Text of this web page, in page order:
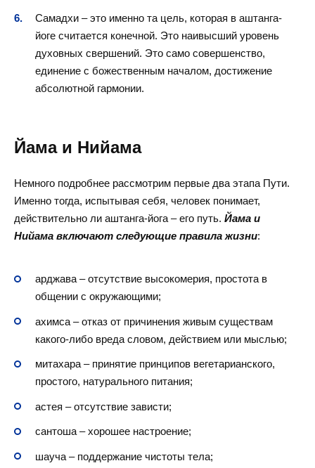
Самадхи – это именно та цель, которая в аштанга-
йоге считается конечной. Это наивысший уровень
духовных свершений. Это само совершенство,
единение с божественным началом, достижение
абсолютной гармонии.
Йама и Нийама
Немного подробнее рассмотрим первые два этапа Пути.
Именно тогда, испытывая себя, человек понимает,
действительно ли аштанга-йога – его путь. Йама и
Нийама включают следующие правила жизни:
арджава – отсутствие высокомерия, простота в
общении с окружающими;
ахимса – отказ от причинения живым существам
какого-либо вреда словом, действием или мыслью;
митахара – принятие принципов вегетарианского,
простого, натурального питания;
астея – отсутствие зависти;
сантоша – хорошее настроение;
шауча – поддержание чистоты тела;